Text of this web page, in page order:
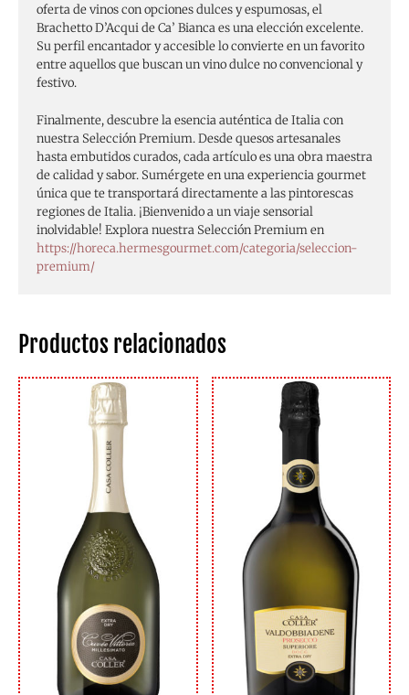
Productos relacionados
oferta de vinos con opciones dulces y espumosas, el
Brachetto D’Acqui de Ca’ Bianca es una elección excelente.
Su perfil encantador y accesible lo convierte en un favorito
entre aquellos que buscan un vino dulce no convencional y
festivo.
Finalmente, descubre la esencia auténtica de Italia con
nuestra Selección Premium. Desde quesos artesanales
hasta embutidos curados, cada artículo es una obra maestra
de calidad y sabor. Sumérgete en una experiencia gourmet
única que te transportará directamente a las pintorescas
regiones de Italia. ¡Bienvenido a un viaje sensorial
inolvidable! Explora nuestra Selección Premium en
https://horeca.hermesgourmet.com/categoria/seleccion-
premium/